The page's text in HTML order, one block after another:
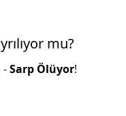
mu?
-Sarp Ölüyor!